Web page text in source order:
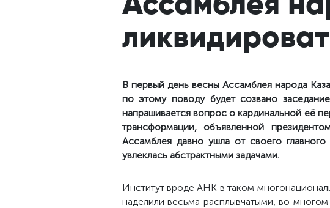
В первый день весны Ассамблея народа
по этому поводу будет созвано
напрашивается вопрос о кардинальной её
трансформации, объявленной
Ассамблея давно ушла от своего
увлеклась абстрактными задачами.
Институт вроде АНК в таком
наделили весьма расплывчатыми, во